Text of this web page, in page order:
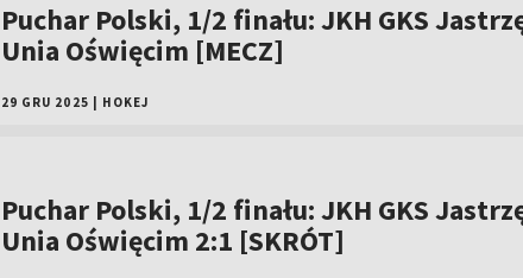
Puchar Polski, 1/2 finału: JKH GKS
Unia Oświęcim [MECZ]
29 GRU 2025 HOKEJ
Puchar Polski, 1/2 finału: JKH GKS
Unia Oświęcim 2:1 [SKRÓT]